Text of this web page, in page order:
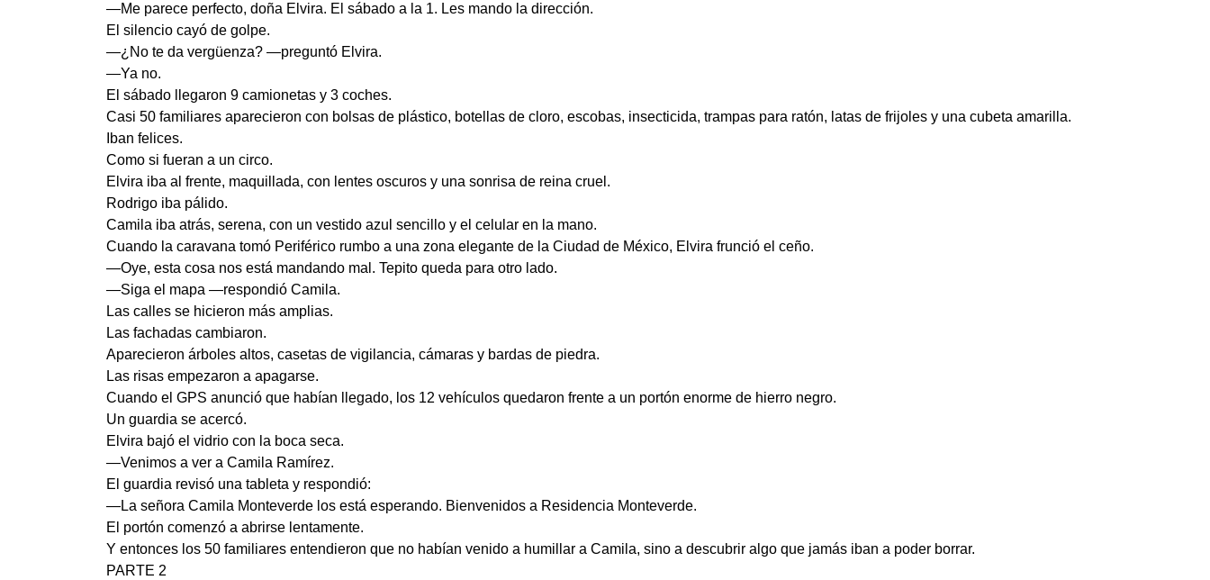
—Me parece perfecto, doña Elvira. El sábado a la 1. Les mando la dirección.
El silencio cayó de golpe.
—¿No te da vergüenza? —preguntó Elvira.
—Ya no.
El sábado llegaron 9 camionetas y 3 coches.
Casi 50 familiares aparecieron con bolsas de plástico, botellas de cloro, escobas, insecticida, trampas para ratón, latas de frijoles y una cubeta amarilla.
Iban felices.
Como si fueran a un circo.
Elvira iba al frente, maquillada, con lentes oscuros y una sonrisa de reina cruel.
Rodrigo iba pálido.
Camila iba atrás, serena, con un vestido azul sencillo y el celular en la mano.
Cuando la caravana tomó Periférico rumbo a una zona elegante de la Ciudad de México, Elvira frunció el ceño.
—Oye, esta cosa nos está mandando mal. Tepito queda para otro lado.
—Siga el mapa —respondió Camila.
Las calles se hicieron más amplias.
Las fachadas cambiaron.
Aparecieron árboles altos, casetas de vigilancia, cámaras y bardas de piedra.
Las risas empezaron a apagarse.
Cuando el GPS anunció que habían llegado, los 12 vehículos quedaron frente a un portón enorme de hierro negro.
Un guardia se acercó.
Elvira bajó el vidrio con la boca seca.
—Venimos a ver a Camila Ramírez.
El guardia revisó una tableta y respondió:
—La señora Camila Monteverde los está esperando. Bienvenidos a Residencia Monteverde.
El portón comenzó a abrirse lentamente.
Y entonces los 50 familiares entendieron que no habían venido a humillar a Camila, sino a descubrir algo que jamás iban a poder borrar.
PARTE 2